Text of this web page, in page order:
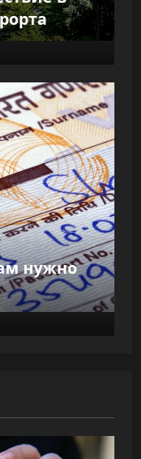
нужно